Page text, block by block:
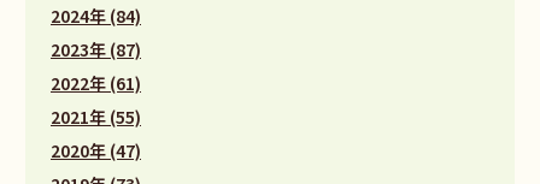
2024年 (84)
2023年 (87)
2022年 (61)
2021年 (55)
2020年 (47)